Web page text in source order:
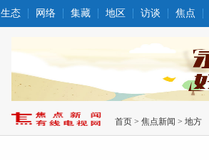
生态 网络 集藏 地区 访谈 焦点
首页 > 焦点新闻 > 地方